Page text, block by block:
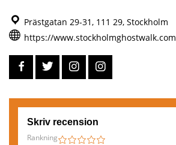
Järntorget 84,
111 29 Stockholm
Prästgatan 29-31, 111 29, Stockholm
https://www.stockholmghostwalk.com
Skriv recension
Rankning 5
4
3
2
1